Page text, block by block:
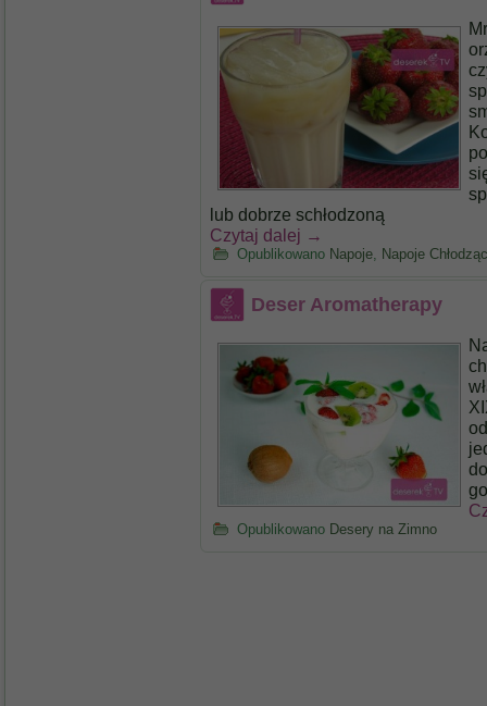
lub dobrze schłodzoną
Czytaj dalej →
Opublikowano Napoje, Napoje
Deser Aromatherapy
Opublikowano Desery na Zimno